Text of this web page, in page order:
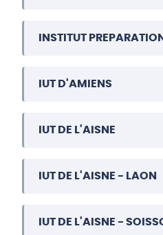
INSTITUT
IUT D'AMIENS
IUT DE L'AISNE
IUT DE L'AISNE - LAON
IUT DE L'AISNE -